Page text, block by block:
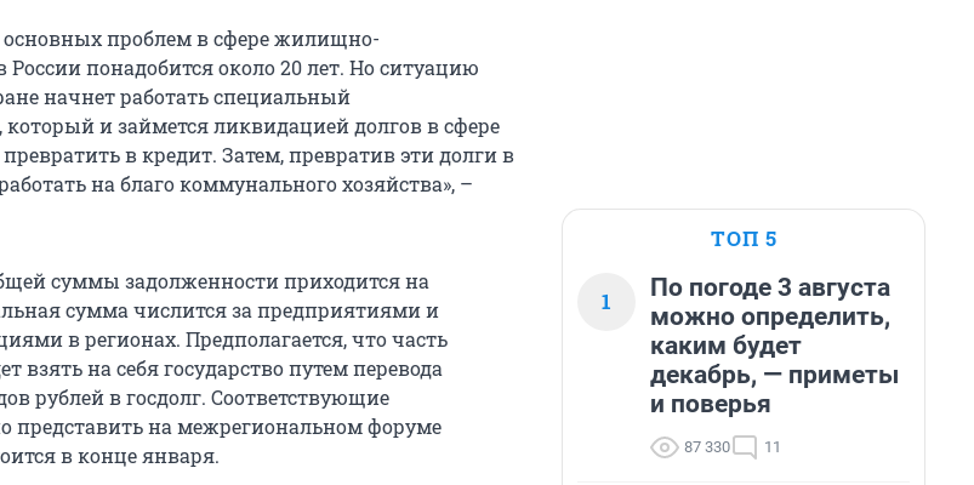
проблем в сфере жилищно-
понадобится около 20 лет. Но ситуацию
начнет работать специальный
который и займется ликвидацией долгов в сфере
в кредит. Затем, превратив эти долги в
на благо коммунального хозяйства», –
суммы задолженности приходится на
сумма числится за предприятиями и
в регионах. Предполагается, что часть
взять на себя государство путем перевода
рублей в госдолг. Соответствующие
представить на межрегиональном форуме
в конце января.
ТОП 5
1
По погоде 3 августа
можно определить,
каким будет
декабрь, — приметы
и поверья
87 330 11